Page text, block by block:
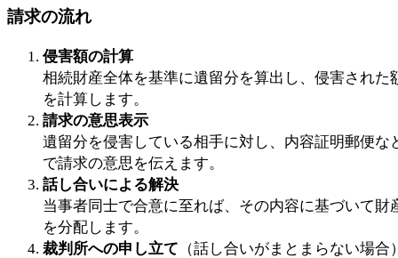
請求の流れ
侵害額の計算
相続財産全体を基準に遺留分を算出し、侵害された
を計算します。
請求の意思表示
遺留分を侵害している相手に対し、内容証明郵便な
で請求の意思を伝えます。
話し合いによる解決
当事者同士で合意に至れば、その内容に基づいて財
を分配します。
裁判所への申し立て （話し合いがまとまらない場合